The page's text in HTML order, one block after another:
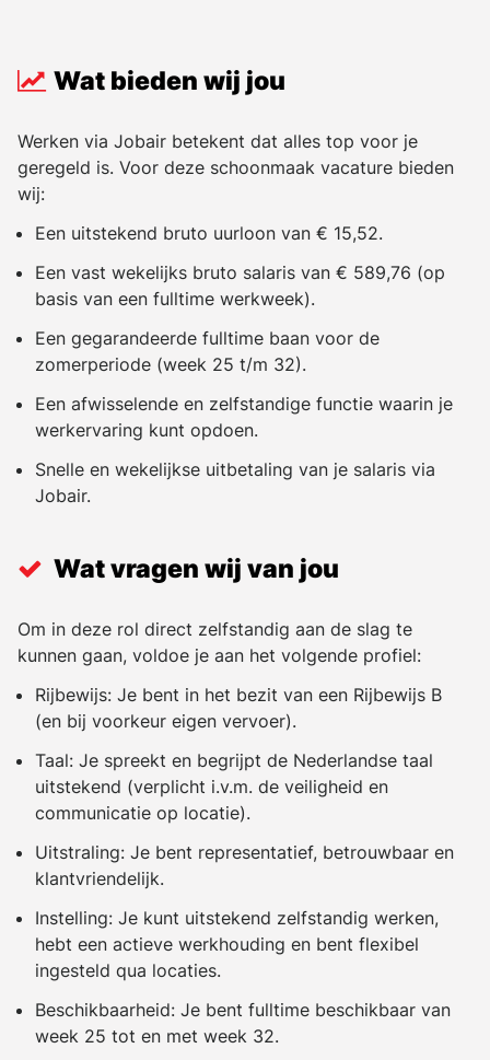
Wat bieden wij jou
Werken via Jobair betekent dat alles top voor je
geregeld is. Voor deze schoonmaak vacature bieden
wij:
Een uitstekend bruto uurloon van € 15,52.
Een vast wekelijks bruto salaris van € 589,76 (op
basis van een fulltime werkweek).
Een gegarandeerde fulltime baan voor de
zomerperiode (week 25 t/m 32).
Een afwisselende en zelfstandige functie waarin je
werkervaring kunt opdoen.
Snelle en wekelijkse uitbetaling van je salaris via
Jobair.
Wat vragen wij van jou
Om in deze rol direct zelfstandig aan de slag te
kunnen gaan, voldoe je aan het volgende profiel:
Rijbewijs: Je bent in het bezit van een Rijbewijs B
(en bij voorkeur eigen vervoer).
Taal: Je spreekt en begrijpt de Nederlandse taal
uitstekend (verplicht i.v.m. de veiligheid en
communicatie op locatie).
Uitstraling: Je bent representatief, betrouwbaar en
klantvriendelijk.
Instelling: Je kunt uitstekend zelfstandig werken,
hebt een actieve werkhouding en bent flexibel
ingesteld qua locaties.
Beschikbaarheid: Je bent fulltime beschikbaar van
week 25 tot en met week 32.